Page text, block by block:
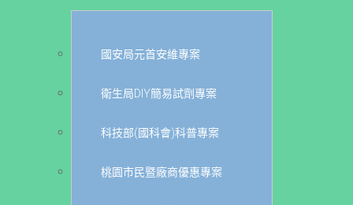
國安局元首安維專案
衛生局DIY簡易試劑專案
科技部(國科會)科普專案
桃園市民暨廠商優惠專案